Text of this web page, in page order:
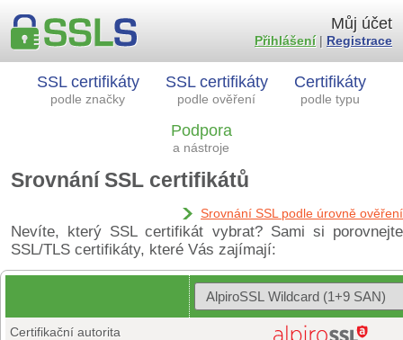
SSL certifikáty
podle značky
SSL certifikáty
podle ověření
Certifikáty
podle typu
Podpora
a nástroje
Můj účet
Přihlášení| Registrace
Srovnání SSL certifikátů
Srovnání SSL podle úrovně ověření
Nevíte, který SSL certifikát vybrat? Sami si porovnejte
SSL/TLS certifikáty, které Vás zajímají:
Certifikační autorita